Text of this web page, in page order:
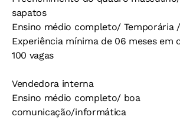
sapatos
Ensino médio completo/ Temporária
Experiência mínima de 06 meses em
100 vagas
Vendedora interna
Ensino médio completo/ boa
comunicação/informática